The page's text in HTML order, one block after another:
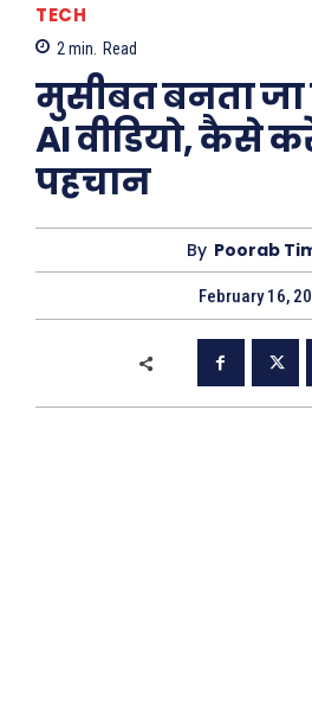
TECH
2 min. Read
मुसीबत बनता जा
AI वीडियो, कैसे
पहचान
By Poorab
February 16,